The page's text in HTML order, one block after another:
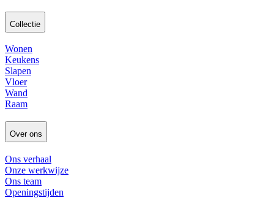
Collectie
Wonen
Keukens
Slapen
Vloer
Wand
Raam
Over ons
Ons verhaal
Onze werkwijze
Ons team
Openingstijden